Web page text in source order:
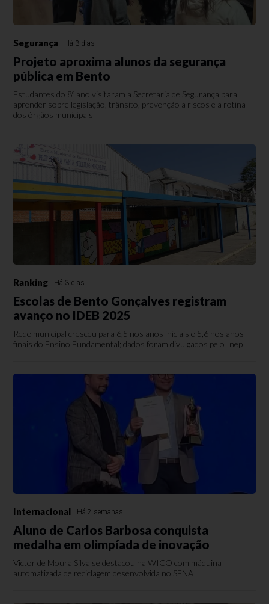
Segurança Há 3 dias
Projeto aproxima alunos da segurança
pública em Bento
Estudantes do 8º ano visitaram a Secretaria de Segurança para
aprender sobre legislação, trânsito, prevenção a riscos e a rotina
dos órgãos municipais
Ranking Há 3 dias
Escolas de Bento Gonçalves registram
avanço no IDEB 2025
Rede municipal cresceu para 6,5 nos anos iniciais e 5,6 nos anos
finais do Ensino Fundamental; dados foram divulgados pelo Inep
Internacional Há 2 semanas
Aluno de Carlos Barbosa conquista
medalha em olimpíada de inovação
Victor de Moura Silva se destacou na WICO com máquina
automatizada de reciclagem desenvolvida no SENAI